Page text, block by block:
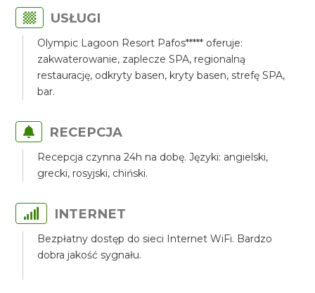
USŁUGI
Olympic Lagoon Resort Pafos***** oferuje:
zakwaterowanie, zaplecze SPA, regionalną
restaurację, odkryty basen, kryty basen, strefę SPA,
bar.
RECEPCJA
Recepcja czynna 24h na dobę. Języki: angielski,
grecki, rosyjski, chiński.
INTERNET
Bezpłatny dostęp do sieci Internet WiFi. Bardzo
dobra jakość sygnału.